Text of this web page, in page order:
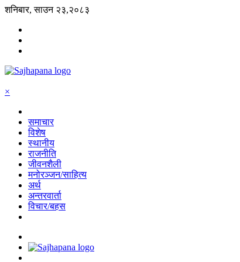
शनिबार, साउन २३,२०८३
×
समाचार
विशेष
स्थानीय
राजनीति
जीवनशैली
मनोरञ्जन/साहित्य
अर्थ
अन्तरवार्ता
विचार/बहस